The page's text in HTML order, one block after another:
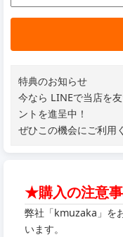
特典のお知らせ
今なら LINEで当店を
ントを進呈中！
ぜひこの機会にご利用
★購入の注意
弊社「kmuzaka」を
います。